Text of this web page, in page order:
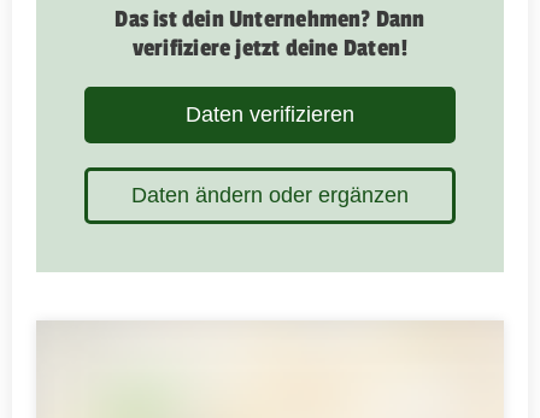
Das ist dein Unternehmen? Dann
verifiziere jetzt deine Daten!
Daten verifizieren
Daten ändern oder ergänzen